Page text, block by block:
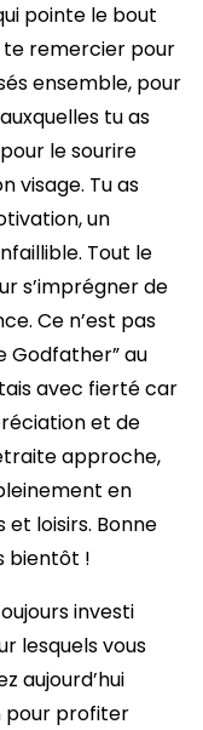
pointe le bout
te remercier pour
ensemble, pour
tu as
le sourire
visage. Tu as
un
Tout le
s’imprégner de
Ce n’est pas
Godfather” au
avec fierté car
et de
approche,
en
loisirs. Bonne
bientôt !
investi
lesquels vous
aujourd’hui
pour profiter